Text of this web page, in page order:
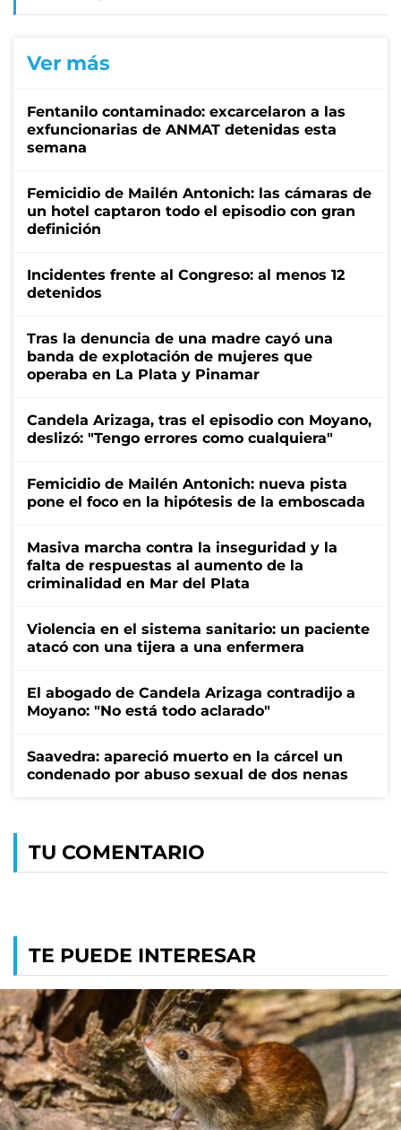
Ver más
Fentanilo contaminado: excarcelaron a las
exfuncionarias de ANMAT detenidas esta
semana
Femicidio de Mailén Antonich: las cámaras de
un hotel captaron todo el episodio con gran
definición
Incidentes frente al Congreso: al menos 12
detenidos
Tras la denuncia de una madre cayó una
banda de explotación de mujeres que
operaba en La Plata y Pinamar
Candela Arizaga, tras el episodio con Moyano,
deslizó: "Tengo errores como cualquiera"
Femicidio de Mailén Antonich: nueva pista
pone el foco en la hipótesis de la emboscada
Masiva marcha contra la inseguridad y la
falta de respuestas al aumento de la
criminalidad en Mar del Plata
Violencia en el sistema sanitario: un paciente
atacó con una tijera a una enfermera
El abogado de Candela Arizaga contradijo a
Moyano: "No está todo aclarado"
Saavedra: apareció muerto en la cárcel un
condenado por abuso sexual de dos nenas
TU COMENTARIO
TE PUEDE INTERESAR